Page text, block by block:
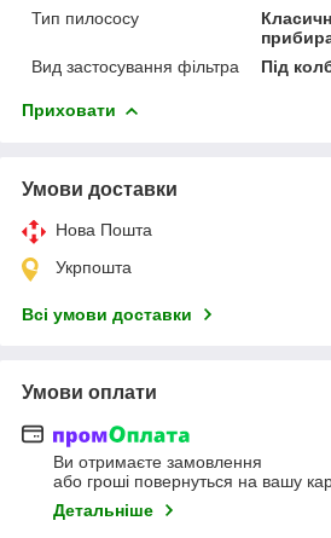
Тип пилососу
Вид застосування фільтра
Під
Приховати
Умови доставки
Нова Пошта
Укрпошта
Всі умови доставки
Умови оплати
Ви отримаєте замовлення
або гроші повернуться на вашу
Детальніше